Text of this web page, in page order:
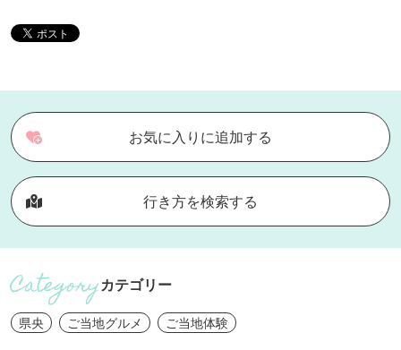
お気に入りに追加する
行き方を検索する
カテゴリー
県央 ご当地グルメ ご当地体験